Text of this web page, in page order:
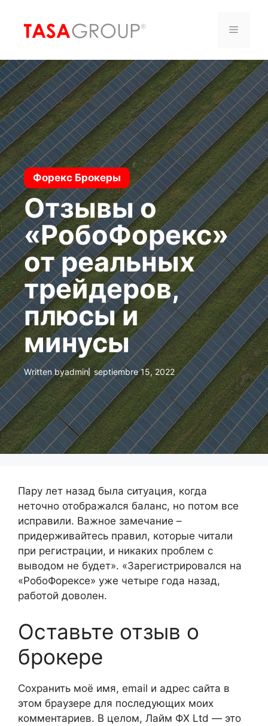
contenido
Menú
Форекс Брокеры
Отзывы о
«РобоФорекс»
от реальных
трейдеров,
плюсы и
минусы
Written byadmin septiembre 15, 2022
Пару лет назад была ситуация, когда
неточно отображался баланс, но потом все
исправили. Важное замечание –
придерживайтесь правил, которые читали
при регистрации, и никаких проблем с
выводом не будет». «Зарегистрировался на
«РобоФорексе» уже четыре года назад,
работой доволен.
Оставьте отзыв о
брокере
Сохранить моё имя, email и адрес сайта в
этом браузере для последующих моих
комментариев. В целом, Лайм ФХ Ltd — это